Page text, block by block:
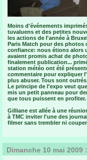
Moins d'événements
tuvaluens et des petites
les actions de l'année à
Paris Match pour des photos
confiance: nous étions alors
avaient promis achat de
finalement publication...
station météo ont été
commentaire pour expliquer
plus abuser. Tous sont
Le principe de l'expo veut
mis un petit panneau pour
que tous puissent en profiter.
Gilliane est allée à une
à TMC inviter l'une des
filmer sans trembler ni
Dimanche 10 mai 2009